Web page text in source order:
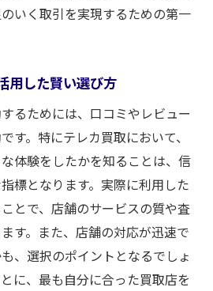
いく取引を実現するための第一
用した賢い選び方
るためには、口コミやレビュー
す。特にテレカ買取において、
体験をしたかを知ることは、信
標となります。実際に利用した
とで、店舗のサービスの質や査
す。また、店舗の対応が迅速で
、選択のポイントとなるでしょ
に、最も自分に合った買取店を